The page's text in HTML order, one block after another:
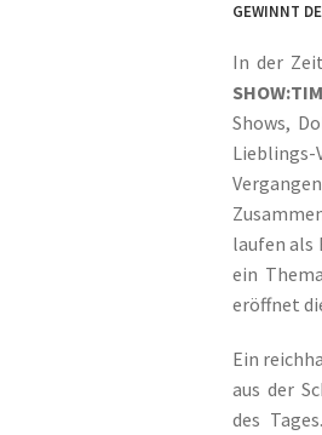
GEWINNT
In der
Shows,
Lieblings-
laufen als
ein
eröffnet
Ein
aus der
des